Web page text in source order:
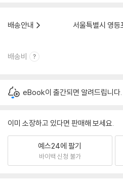
배송안내
서울특별시 영등
배송비
eBook이 출간되면 알려드립니다.
이미 소장하고 있다면 판매해 보세요.
예스24에 팔기
바이백 신청 불가